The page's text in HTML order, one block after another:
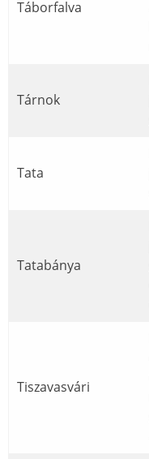
Táborfalva
Tárnok
Tata
Tatabánya
Tiszavasvári